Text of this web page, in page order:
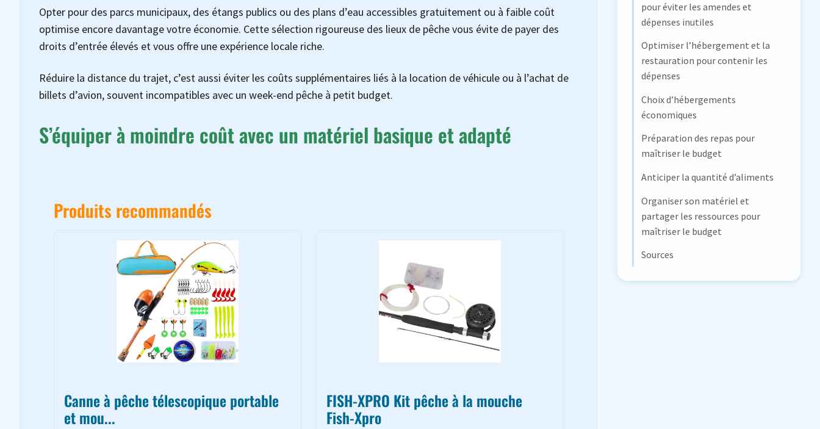
Opter pour des parcs municipaux, des étangs publics ou des plans d’eau accessibles gratuitement ou à faible coût
optimise encore davantage votre économie. Cette sélection rigoureuse des lieux de pêche vous évite de payer des
droits d’entrée élevés et vous offre une expérience locale riche.
Réduire la distance du trajet, c’est aussi éviter les coûts supplémentaires liés à la location de véhicule ou à l’achat de
billets d’avion, souvent incompatibles avec un week-end pêche à petit budget.
S’équiper à moindre coût avec un matériel basique et adapté
Produits recommandés
Canne à pêche télescopique portable
et mou...
FISH-XPRO Kit pêche à la mouche
Fish-Xpro
pour éviter les amendes et
dépenses inutiles
Optimiser l’hébergement et la
restauration pour contenir les
dépenses
Choix d’hébergements
économiques
Préparation des repas pour
maîtriser le budget
Anticiper la quantité d’aliments
Organiser son matériel et
partager les ressources pour
maîtriser le budget
Sources